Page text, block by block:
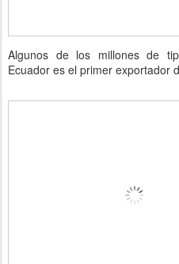
Algunos de los millones de
Ecuador es el primer exportador